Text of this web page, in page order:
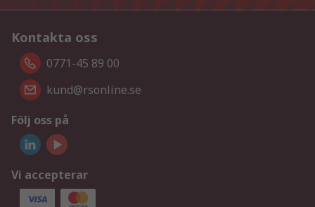
Kontakta oss
0771-45 89 00
kund@rsonline.se
Följ oss på
Vi accepterar